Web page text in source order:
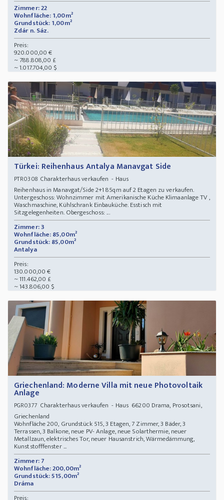
Zimmer: 22
Wohnfläche: 1,00m²
Grundstück: 1,00m²
Zdár n. Sáz.
Preis:
920.000,00 €
~ 788.808,00 £
~ 1.017.704,00 $
Türkei: Reihenhaus Antalya Manavgat Side
PTR0308Charakterhaus verkaufen - Haus
Reihenhaus in Manavgat/Side 2+1 85qm auf 2 Etagen zu verkaufen.
Untergeschoss: Wohnzimmer mit Amerikanische Küche Klimaanlage TV ,
Waschmaschine, Kühlschrank Einbauküche. Esstisch mit
Sitzgelegenheiten. Obergeschoss: ...
Zimmer: 3
Wohnfläche: 85,00m²
Grundstück: 85,00m²
Antalya
Preis:
130.000,00 €
~ 111.462,00 £
~ 143.806,00 $
Griechenland: Moderne Villa mit neue Photovoltaik
Anlage
PGR0377 Charakterhaus verkaufen - Haus 66200 Drama, Prosotsani,
Griechenland
Wohnfläche 200, Grundstück 515, 3 Etagen, 7 Zimmer, 3 Bäder, 3
Terrassen, 3 Balkone, neue PV- Anlage, neue Solarthermie, neuer
Metallzaun, elektrisches Tor, neuer Hausanstrich, Wärmedämmung,
Kunststofffenster ...
Zimmer: 7
Wohnfläche: 200,00m²
Grundstück: 515,00m²
Dráma